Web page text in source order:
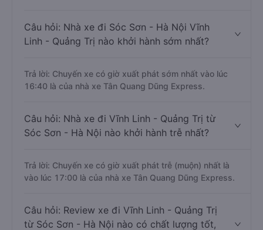
Câu hỏi: Nhà xe đi Sóc Sơn - Hà Nội Vĩnh
Linh - Quảng Trị nào khởi hành sớm nhất?
Trả lời: Chuyến xe có giờ xuất phát sớm nhất vào lúc
16:40 là của nhà xe Tân Quang Dũng Express.
Câu hỏi: Nhà xe đi Vĩnh Linh - Quảng Trị từ
Sóc Sơn - Hà Nội nào khởi hành trễ nhất?
Trả lời: Chuyến xe có giờ xuất phát trễ (muộn) nhất là
vào lúc 17:00 là của nhà xe Tân Quang Dũng Express.
Câu hỏi: Review xe đi Vĩnh Linh - Quảng Trị
từ Sóc Sơn - Hà Nội nào có chất lượng tốt,